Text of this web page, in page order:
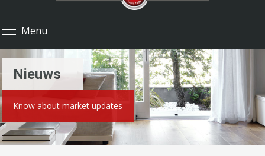
Menu
Nieuws
Know about market updates